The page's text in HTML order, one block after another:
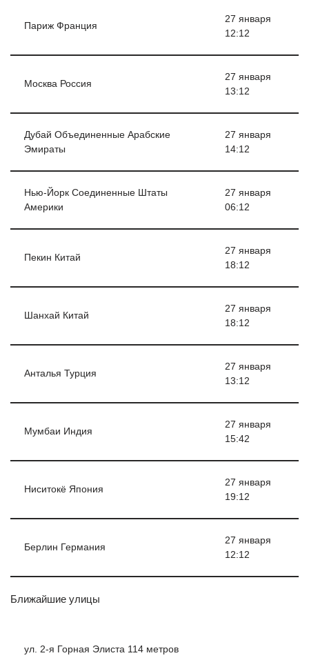
Париж Франция
27 января
12:12
Москва Россия
27 января
13:12
Дубай Объединенные Арабские
Эмираты
27 января
14:12
Нью-Йорк Соединенные Штаты
Америки
27 января
06:12
Пекин Китай
27 января
18:12
Шанхай Китай
27 января
18:12
Анталья Турция
27 января
13:12
Мумбаи Индия
27 января
15:42
Ниситокё Япония
27 января
19:12
Берлин Германия
27 января
12:12
Ближайшие улицы
ул. 2-я Горная Элиста 114 метров